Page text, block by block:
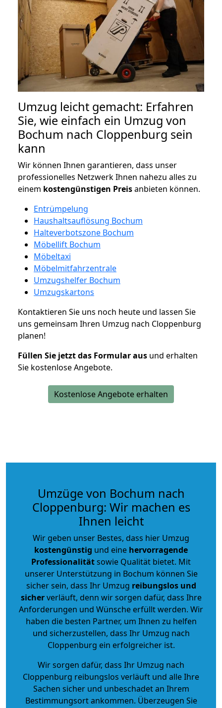
Umzug leicht gemacht: Erfahren
Sie, wie einfach ein Umzug von
Bochum nach Cloppenburg sein
kann
Wir können Ihnen garantieren, dass unser
professionelles Netzwerk Ihnen nahezu alles zu
einem kostengünstigen Preisanbieten können.
Entrümpelung
Haushaltsauflösung Bochum
Halteverbotszone Bochum
Möbellift Bochum
Möbeltaxi
Möbelmitfahrzentrale
Umzugshelfer Bochum
Umzugskartons
Kontaktieren Sie uns noch heute und lassen Sie
uns gemeinsam Ihren Umzug nach Cloppenburg
planen!
Füllen Sie jetzt das Formular aus und erhalten
Sie kostenlose Angebote.
Kostenlose Angebote erhalten
Umzüge von Bochum nach
Cloppenburg: Wir machen es
Ihnen leicht
Wir geben unser Bestes, dass hier Umzug
kostengünstig und eine hervorragende
Professionalitätsowie Qualität bietet. Mit
unserer Unterstützung in Bochum können Sie
sicher sein, dass Ihr Umzug reibungslos und
sicherverläuft, denn wir sorgen dafür, dass Ihre
Anforderungen und Wünsche erfüllt werden. Wir
haben die besten Partner, um Ihnen zu helfen
und sicherzustellen, dass Ihr Umzug nach
Cloppenburg ein erfolgreicher ist.
Wir sorgen dafür, dass Ihr Umzug nach
Cloppenburg reibungslos verläuft und alle Ihre
Sachen sicher und unbeschadet an Ihrem
Bestimmungsort ankommen. Überzeugen Sie